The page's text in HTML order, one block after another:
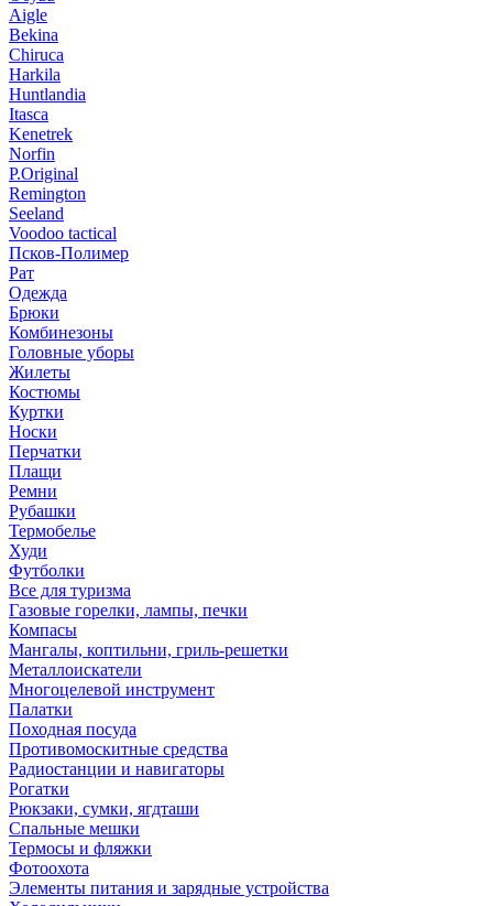
Aigle
Bekina
Chiruсa
Harkila
Huntlandia
Itasca
Kenetrek
Norfin
P.Original
Remington
Seeland
Voodoo tactical
Псков-Полимер
Рат
Одежда
Брюки
Комбинезоны
Головные уборы
Жилеты
Костюмы
Куртки
Носки
Перчатки
Плащи
Ремни
Рубашки
Термобелье
Худи
Футболки
Все для туризма
Газовые горелки, лампы, печки
Компасы
Мангалы, коптильни, гриль-решетки
Металлоискатели
Многоцелевой инструмент
Палатки
Походная посуда
Противомоскитные средства
Радиостанции и навигаторы
Рогатки
Рюкзаки, сумки, ягдташи
Спальные мешки
Термосы и фляжки
Фотоохота
Элементы питания и зарядные устройства